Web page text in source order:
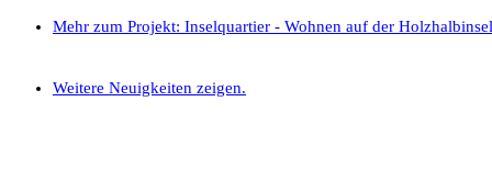
Mehr zum Projekt: Inselquartier - Wohnen auf der Holzhalbinsel
Weitere Neuigkeiten zeigen.